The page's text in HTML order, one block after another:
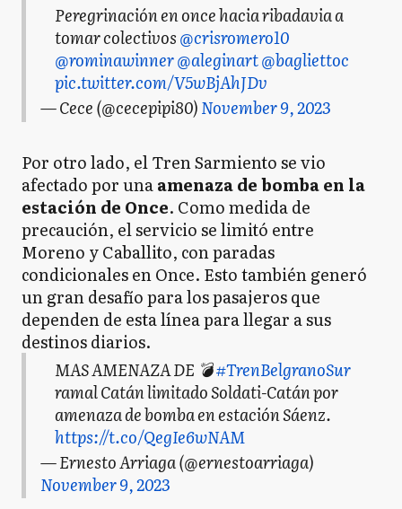
Peregrinación en once hacia ribadavia a
tomar colectivos@crisromero10
@rominawinner@aleginart@bagliettoc
pic.twitter.com/V5wBjAhJDv
— Cece (@cecepipi80)November 9, 2023
Por otro lado, el Tren Sarmiento se vio
afectado por unaamenaza de bomba en la
estación de Once. Como medida de
precaución, el servicio se limitó entre
Moreno y Caballito, con paradas
condicionales en Once. Esto también generó
un gran desafío para los pasajeros que
dependen de esta línea para llegar a sus
destinos diarios.
MAS AMENAZA DE 💣#TrenBelgranoSur
ramal Catán limitado Soldati-Catán por
amenaza de bomba en estación Sáenz.
https://t.co/QegIe6wNAM
— Ernesto Arriaga (@ernestoarriaga)
November 9, 2023